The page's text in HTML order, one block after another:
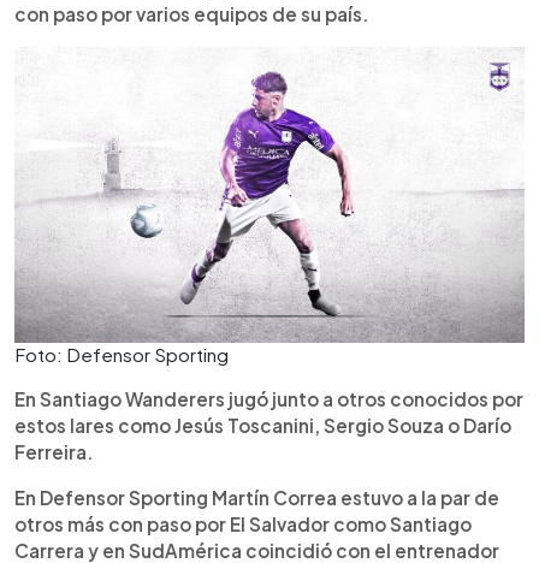
con paso por varios equipos de su país.
Foto: Defensor Sporting
En Santiago Wanderers jugó junto a otros conocidos por
estos lares como Jesús Toscanini, Sergio Souza o Darío
Ferreira.
En Defensor Sporting Martín Correa estuvo a la par de
otros más con paso por El Salvador como Santiago
Carrera y en SudAmérica coincidió con el entrenador